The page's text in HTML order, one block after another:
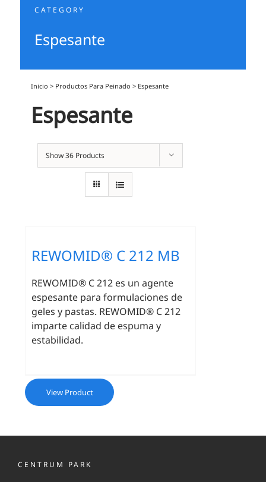
CATEGORY
Espesante
Inicio > Productos Para Peinado > Espesante
Espesante
Show36 Products
REWOMID® C 212 MB
REWOMID® C 212 es un agente
espesante para formulaciones de
geles y pastas. REWOMID® C 212
imparte calidad de espuma y
estabilidad.
View Product
CENTRUM PARK